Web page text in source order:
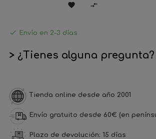
 
 Envío en 2-3 días
> ¿Tienes alguna pregunta?
Tienda online desde año 2001
Envío gratuito desde 60€ (en
Plazo de devolución: 15 días